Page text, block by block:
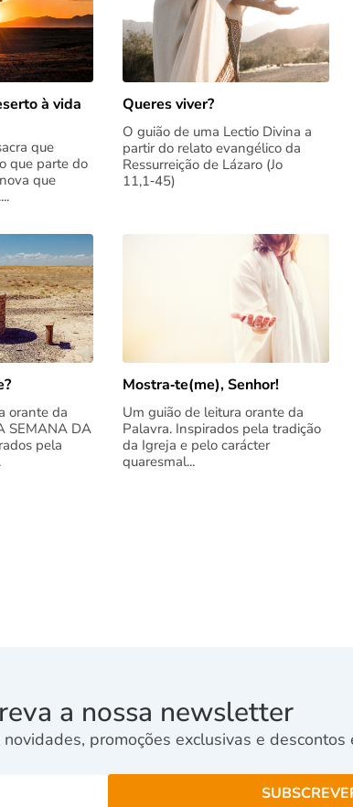
à vida
que
que parte do
que
Queres viver?
O guião de uma Lectio Divina a
partir do relato evangélico da
Ressurreição de Lázaro (Jo
11,1‑45)
orante da
SEMANA DA
pela
Mostra‑te(me), Senhor!
Um guião de leitura orante da
Palavra. Inspirados pela tradição
da Igreja e pelo carácter
quaresmal...
a nossa newsletter
promoções exclusivas e descontos